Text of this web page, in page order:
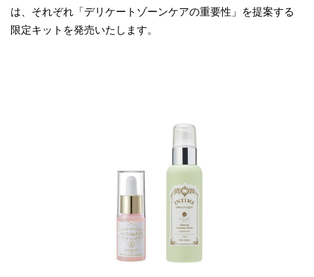
は、それぞれ「デリケートゾーンケアの重要性」を提案する
限定キットを発売いたします。